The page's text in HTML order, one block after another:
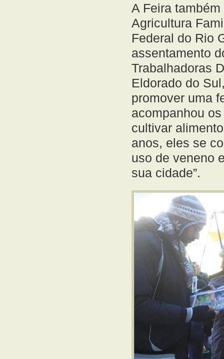
A Feira
Agricultura
Federal do Rio
assentamento
Trabalhadoras
Eldorado do
promover uma
acompanhou
cultivar
anos, eles se
uso de veneno
sua cidade”.